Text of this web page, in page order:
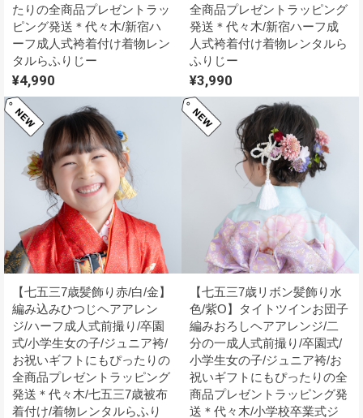
たりの全商品プレゼントラッ
ピング発送＊代々木/新宿ハ
ーフ成人式袴着付け着物レン
タルらふりじー
¥4,990
全商品プレゼントラッピング
発送＊代々木/新宿ハーフ成
人式袴着付け着物レンタルら
ふりじー
¥3,990
【七五三7歳髪飾り赤/白/金】
編み込みひつじヘアアレン
ジ/ハーフ成人式前撮り/卒園
式/小学生女の子/ジュニア袴/
お祝いギフトにもぴったりの
全商品プレゼントラッピング
発送＊代々木/七五三7歳被布
着付け/着物レンタルらふり
【七五三7歳リボン髪飾り水
色/紫O】タイトツインお団子
編みおろしヘアアレンジ/二
分の一成人式前撮り/卒園式/
小学生女の子/ジュニア袴/お
祝いギフトにもぴったりの全
商品プレゼントラッピング発
送＊代々木/小学校卒業式ジ